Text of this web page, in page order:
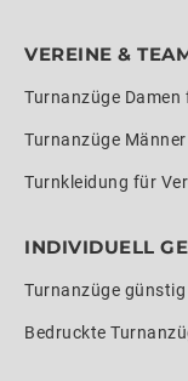
VEREINE &
Turnanzüge Damen
Turnanzüge
Turnkleidung für
INDIVIDUELL
Turnanzüge
Bedruckte